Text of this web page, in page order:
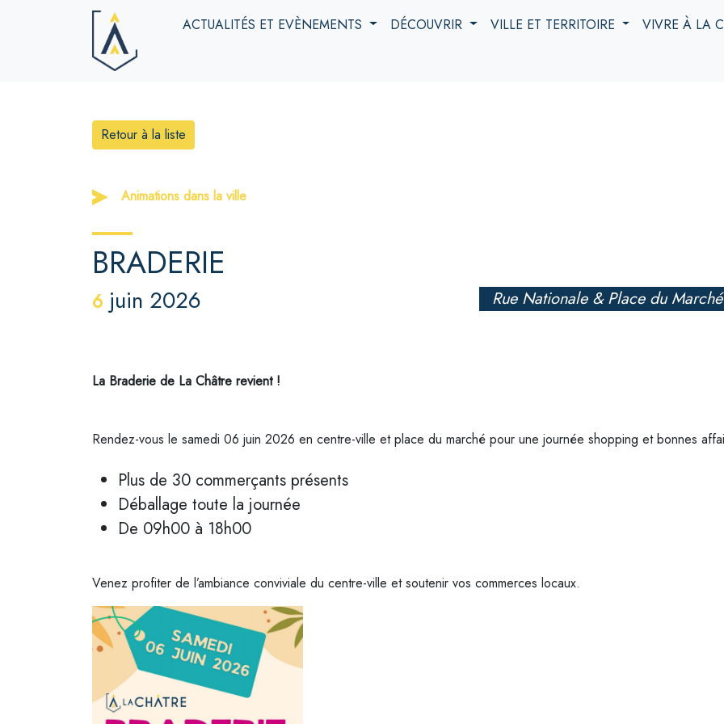
ACTUALITÉS ET EVÈNEMENTS DÉCOUVRIR VILLE ET TERRITOIRE VIVRE À LA
Retour à la liste
Animations dans la ville
BRADERIE
6 juin 2026 Rue Nationale & Place du Marché
La Braderie de La Châtre revient !
Rendez-vous le samedi 06 juin 2026 en centre-ville et place du marché pour une journée shopping et bonnes
Plus de 30 commerçants présents
Déballage toute la journée
De 09h00 à 18h00
Venez profiter de l’ambiance conviviale du centre-ville et soutenir vos commerces locaux.